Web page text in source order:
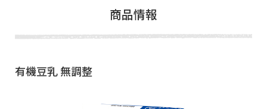
商品情報
有機豆乳 無調整